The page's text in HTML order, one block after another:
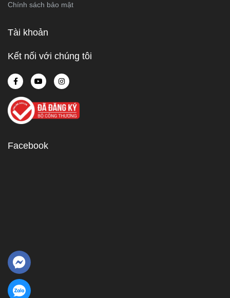
Chính sách bảo mật
Tài khoản
Kết nối với chúng tôi
Facebook